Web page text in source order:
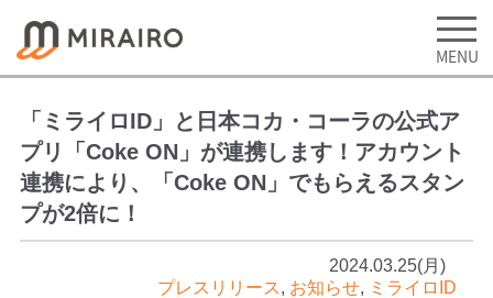
「ミライロID」と日本コカ・コーラの公式ア
プリ「Coke ON」が連携します！アカウント
連携により、「Coke ON」でもらえるスタン
プが2倍に！
2024.03.25(月)
プレスリリース, お知らせ, ミライロID